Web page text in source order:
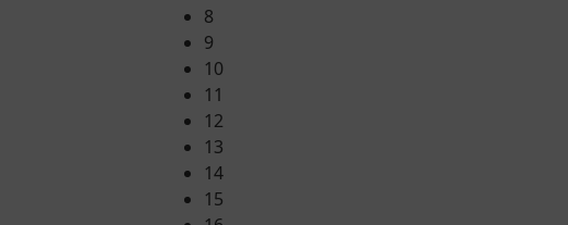
8
9
10
11
12
13
14
15